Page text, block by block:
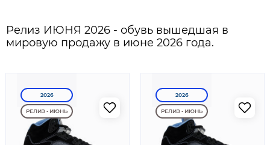
Релиз ИЮНЯ 2026 - обувь вышедшая в
мировую продажу в июне 2026 года.
2026
РЕЛИЗ - ИЮНЬ
2026
РЕЛИЗ - ИЮНЬ